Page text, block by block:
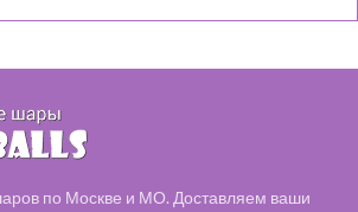
по Москве и МО. Доставляем ваши